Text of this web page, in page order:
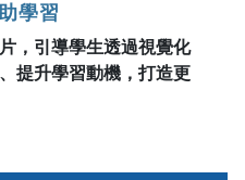
學習
，引導學生透過視覺化
提升學習動機，打造更